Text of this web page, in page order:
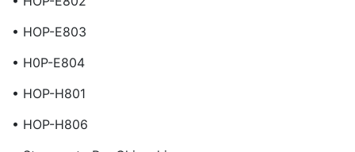
• HOP-E803
• H0P-E804
• HOP-H801
• HOP-H806